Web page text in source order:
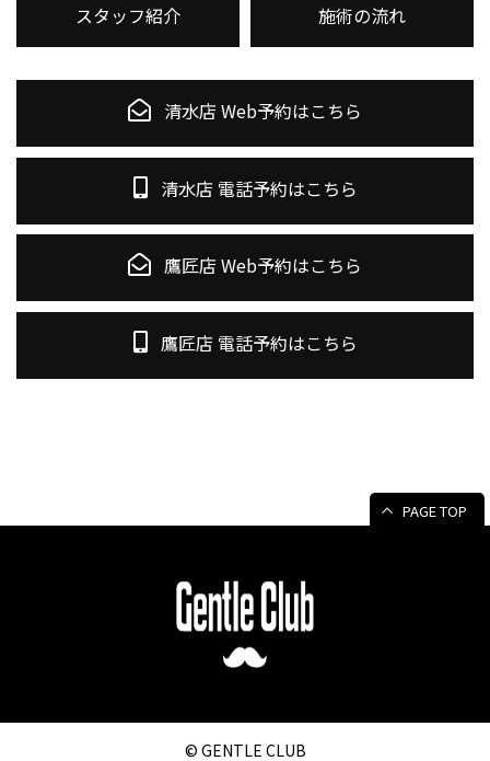
スタッフ紹介 施術の流れ
清水店 Web予約はこちら
清水店 電話予約はこちら
鷹匠店 Web予約はこちら
鷹匠店 電話予約はこちら
PAGE TOP
© GENTLE CLUB